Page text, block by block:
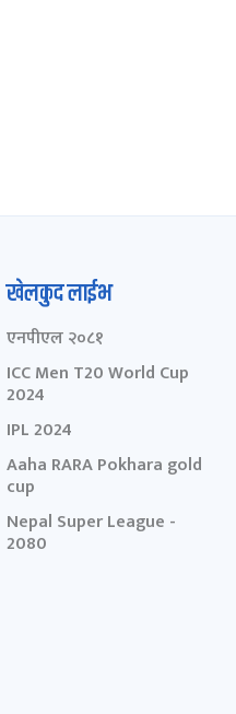
खेलकुद लाईभ
एनपीएल २०८१
ICC Men T20 World Cup
2024
IPL 2024
Aaha RARA Pokhara gold
cup
Nepal Super League -
2080